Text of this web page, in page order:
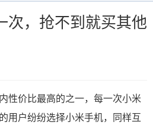
次，抢不到就买其他
性价比最高的之一，每一次小米
用户纷纷选择小米手机，同样互